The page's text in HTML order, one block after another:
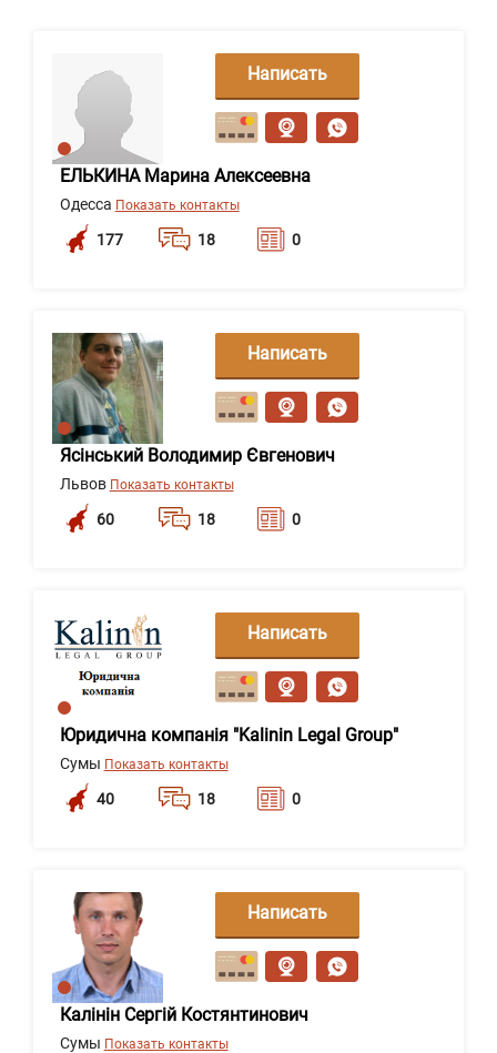
ЕЛЬКИНА Марина Алексеевна
Одесса Показать контакты
177 18 0
Написать
сообщение
Ясінський Володимир Євгенович
Львов Показать контакты
60 18 0
Написать
сообщение
Юридична компанія "Kalinin Legal Group"
Сумы Показать контакты
40 18 0
Написать
сообщение
Калінін Сергій Костянтинович
Сумы Показать контакты
Написать
сообщение